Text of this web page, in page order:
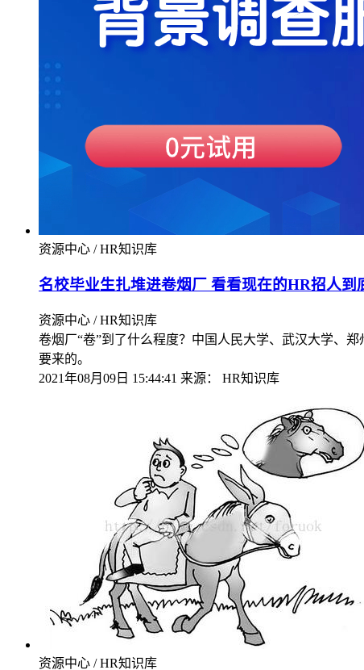
资源中心 / HR知识库
名校毕业生扎堆进卷烟厂 看看现在的HR招人到
资源中心 / HR知识库
卷烟厂“卷”到了什么程度？中国人民大学、武汉大学、
要来的。
2021年08月09日 15:44:41 来源： HR知识库
资源中心 / HR知识库